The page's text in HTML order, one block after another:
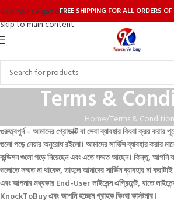
Skip to navigation
Skip to main content
FREE SHIPPING FOR ALL ORDERS
Terms &
Home Terms &
গুরুত্বপুর্ন – আমাদের প্রোডাক্ট বা সেবা ব্যাবহার কিংবা ক্রয় করার
গুলো পড়ে নেয়ার অনুরোধ রইলো। আমাদের সার্ভিস ব্যাবহার করার
কন্ডিশন গুলো পড়ে নিয়েছেন এবং এতে সম্মত আছেন। কিন্তু, আপনি
গুলোতে সম্মত না থাকেন, তাহলে আমাদের সার্ভিস ব্যাবহার না
এবং আপনার মধ্যকার End-User লাইসেন্স এগ্রিমেন্ট, যাতে
KnockToBuy এবং আপনি হচ্ছেন গ্রাহক কিংবা কাস্টমার।